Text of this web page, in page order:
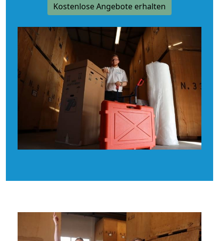
Kostenlose Angebote erhalten